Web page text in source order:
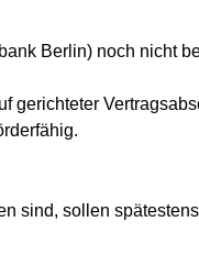
Berlin) noch nicht
gerichteter
sind, sollen